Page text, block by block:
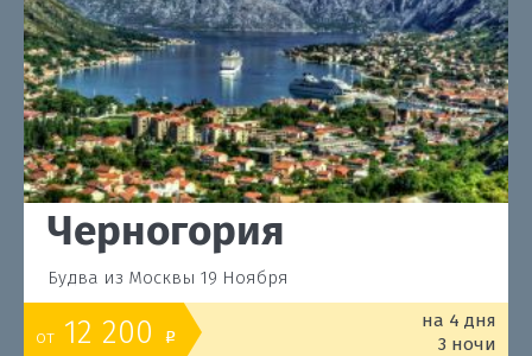
Черногория
Будва из Москвы 19 Ноября
от 12 200 o
на 4 дня
3 ночи